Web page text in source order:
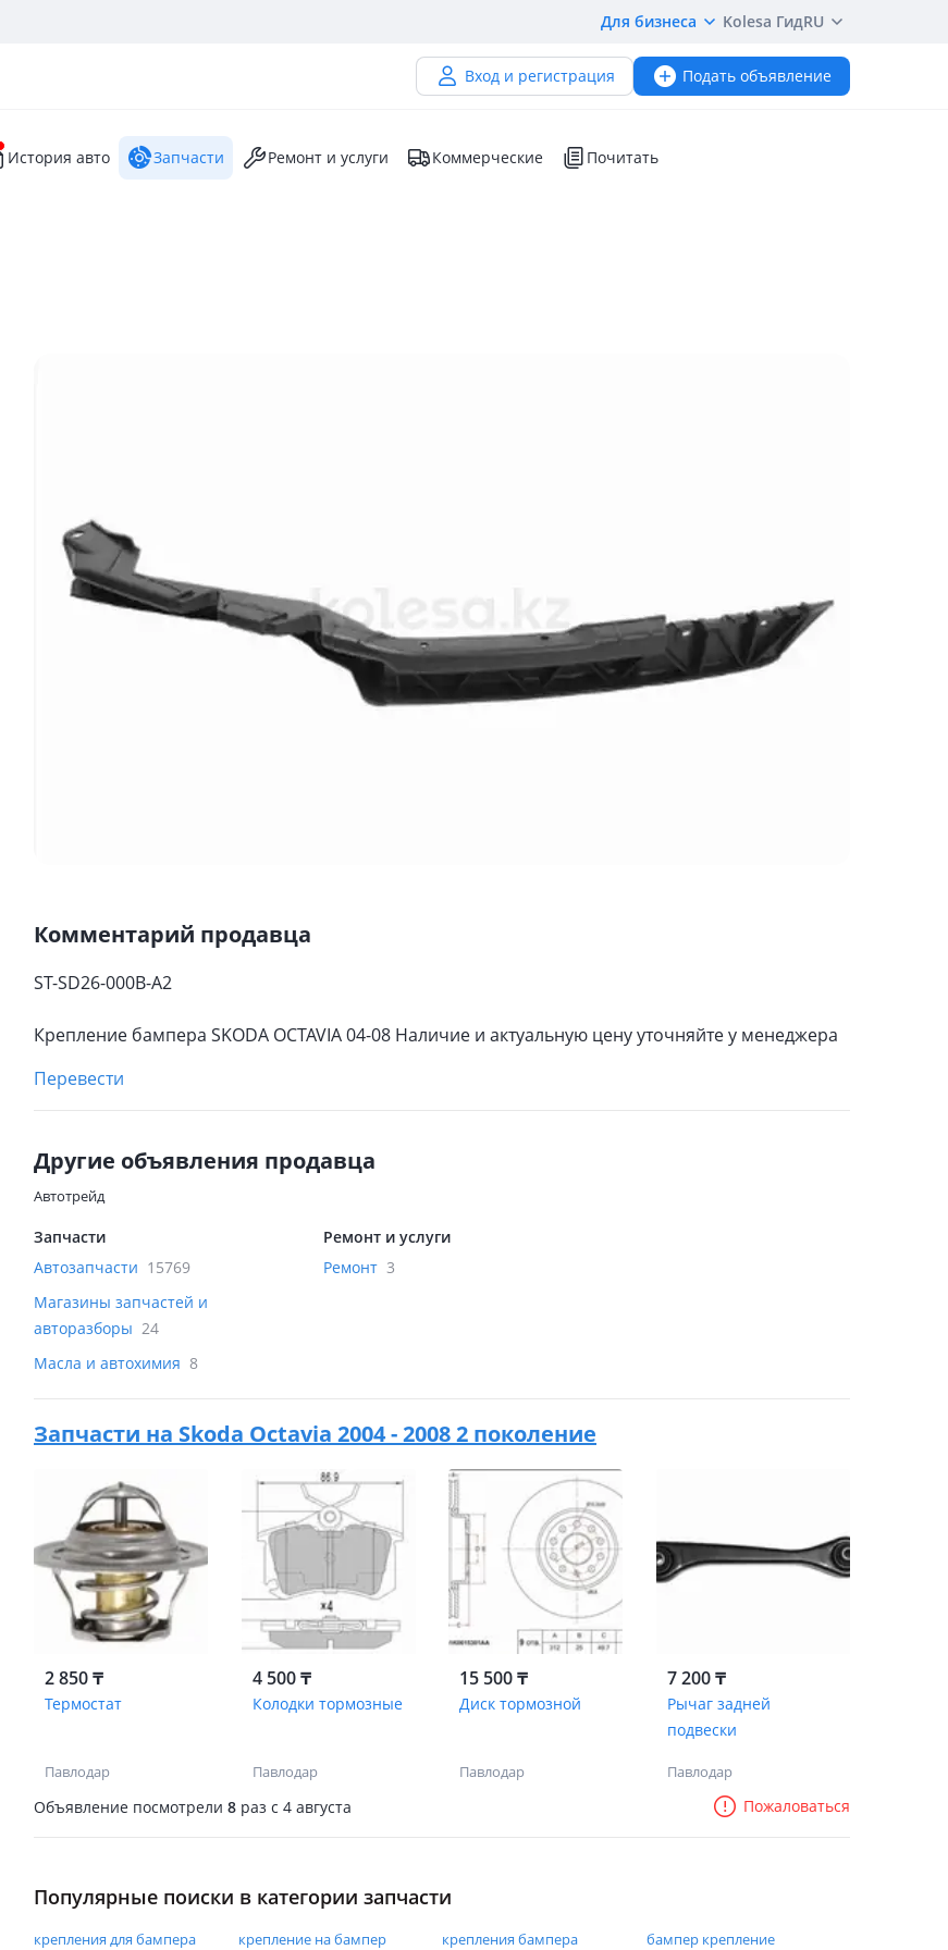
Для бизнеса Kolesa ГидRU
Вход и регистрация Подать объявление
История авто Запчасти Ремонт и услуги Коммерческие Почитать
Комментарий продавца
ST-SD26-000B-A2
Крепление бампера SKODA OCTAVIA 04-08 Наличие и актуальную цену уточняйте у менеджера
Перевести
Другие объявления продавца
Автотрейд
Запчасти
Автозапчасти 15769
Магазины запчастей и
авторазборы 24
Масла и автохимия 8
Ремонт и услуги
Ремонт 3
Запчасти на Skoda Octavia 2004 - 2008 2 поколение
2 850 ₸
Термостат
Павлодар
4 500 ₸
Колодки тормозные
Павлодар
15 500 ₸
Диск тормозной
Павлодар
7 200 ₸
Рычаг задней
подвески
Павлодар
Объявление посмотрели 8 раз c 4 августа Пожаловаться
Популярные поиски в категории запчасти
крепления для бампера крепление на бампер крепления бампера бампер крепление